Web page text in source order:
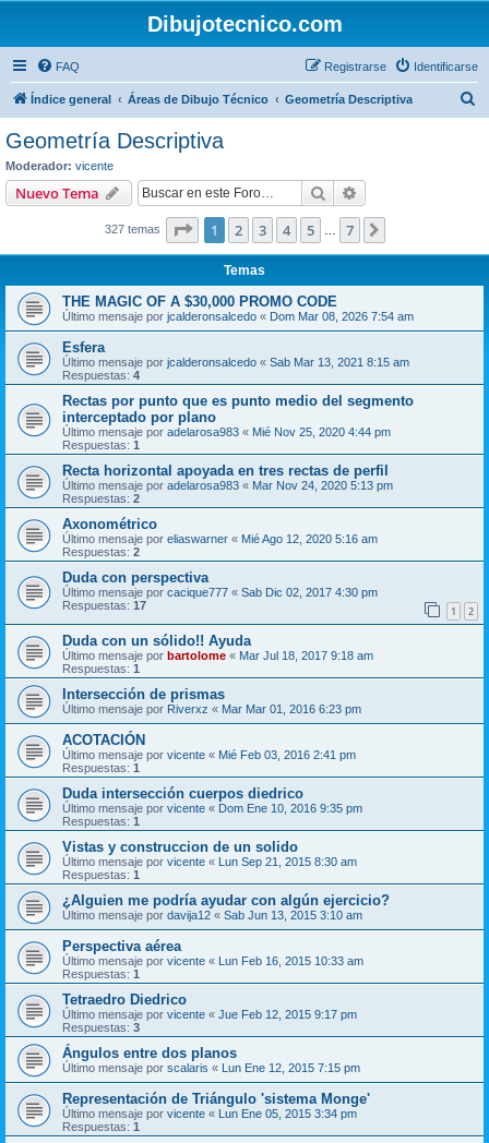
Dibujotecnico.com
FAQ Identificarse
Registrarse
Índice general Áreas de Dibujo Técnico Geometría Descriptiva
Geometría Descriptiva
Moderador: vicente
Nuevo Tema Buscar
327 temas Página de
1 2 3 4 5 7
Temas
THE MAGIC OF A $30,000 PROMO CODE
Último mensaje por jcalderonsalcedo « Dom Mar 08, 2026 7:54 am
Esfera
Último mensaje por jcalderonsalcedo « Sab Mar 13, 2021 8:15 am
Respuestas: 4
Rectas por punto que es punto medio del segmento
interceptado por plano
Último mensaje por adelarosa983 « Mié Nov 25, 2020 4:44 pm
Respuestas: 1
Recta horizontal apoyada en tres rectas de perfil
Último mensaje por adelarosa983 « Mar Nov 24, 2020 5:13 pm
Respuestas: 2
Axonométrico
Último mensaje por eliaswarner « Mié Ago 12, 2020 5:16 am
Respuestas: 2
Duda con perspectiva
Último mensaje por cacique777 « Sab Dic 02, 2017 4:30 pm
Respuestas: 17 1 2
Duda con un sólido!! Ayuda
Último mensaje por bartolome « Mar Jul 18, 2017 9:18 am
Respuestas: 1
Intersección de prismas
Último mensaje por Riverxz « Mar Mar 01, 2016 6:23 pm
ACOTACIÓN
Último mensaje por vicente « Mié Feb 03, 2016 2:41 pm
Respuestas: 1
Duda intersección cuerpos diedrico
Último mensaje por vicente « Dom Ene 10, 2016 9:35 pm
Respuestas: 1
Vistas y construccion de un solido
Último mensaje por vicente « Lun Sep 21, 2015 8:30 am
Respuestas: 1
¿Alguien me podría ayudar con algún ejercicio?
Último mensaje por davija12 « Sab Jun 13, 2015 3:10 am
Perspectiva aérea
Último mensaje por vicente « Lun Feb 16, 2015 10:33 am
Respuestas: 1
Tetraedro Diedrico
Último mensaje por vicente « Jue Feb 12, 2015 9:17 pm
Respuestas: 3
Ángulos entre dos planos
Último mensaje por scalaris « Lun Ene 12, 2015 7:15 pm
Representación de Triángulo 'sistema Monge'
Último mensaje por vicente « Lun Ene 05, 2015 3:34 pm
Respuestas: 1